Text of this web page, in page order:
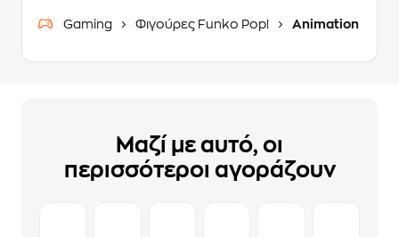
Gaming Φιγούρες Funko Pop! Animation
Μαζί με αυτό, οι
περισσότεροι αγοράζουν